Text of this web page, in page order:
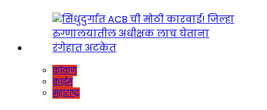
कोकण
क्राईम
महाराष्ट्र